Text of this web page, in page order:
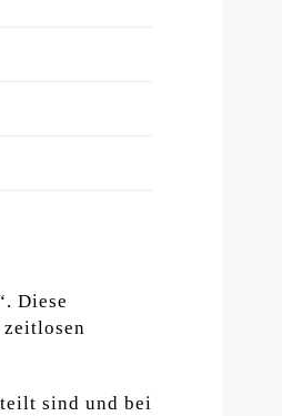
Diese
zeitlosen
sind und bei